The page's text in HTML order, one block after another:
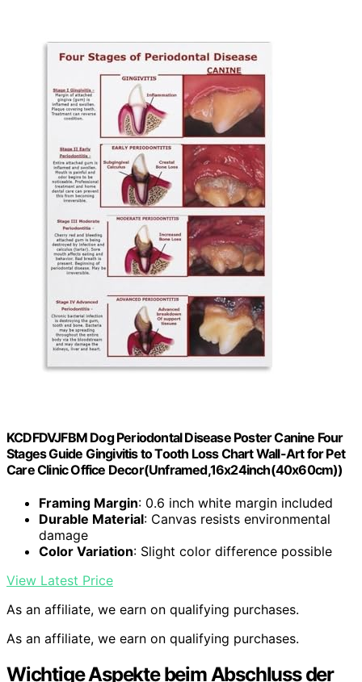
KCDFDVJFBM Dog Periodontal Disease Poster Canine Four
Stages Guide Gingivitis to Tooth Loss Chart Wall-Art for Pet
Care Clinic Office Decor(Unframed,16x24inch(40x60cm))
Framing Margin: 0.6 inch white margin included
Durable Material: Canvas resists environmental
damage
Color Variation: Slight color difference possible
View Latest Price
As an affiliate, we earn on qualifying purchases.
As an affiliate, we earn on qualifying purchases.
Wichtige Aspekte beim Abschluss der